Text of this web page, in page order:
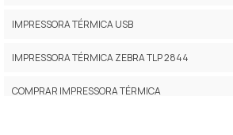
IMPRESSORA TÉRMICA USB
IMPRESSORA TÉRMICA ZEBRA TLP 2844
COMPRAR IMPRESSORA TÉRMICA